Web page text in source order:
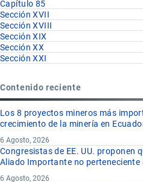
Capítulo 85
Sección XVII
Sección XVIII
Sección XIX
Sección XX
Sección XXI
Contenido reciente
Los 8 proyectos mineros más
crecimiento de la minería en
6 Agosto, 2026
Congresistas de EE. UU. proponen
Aliado Importante no perteneciente
6 Agosto, 2026